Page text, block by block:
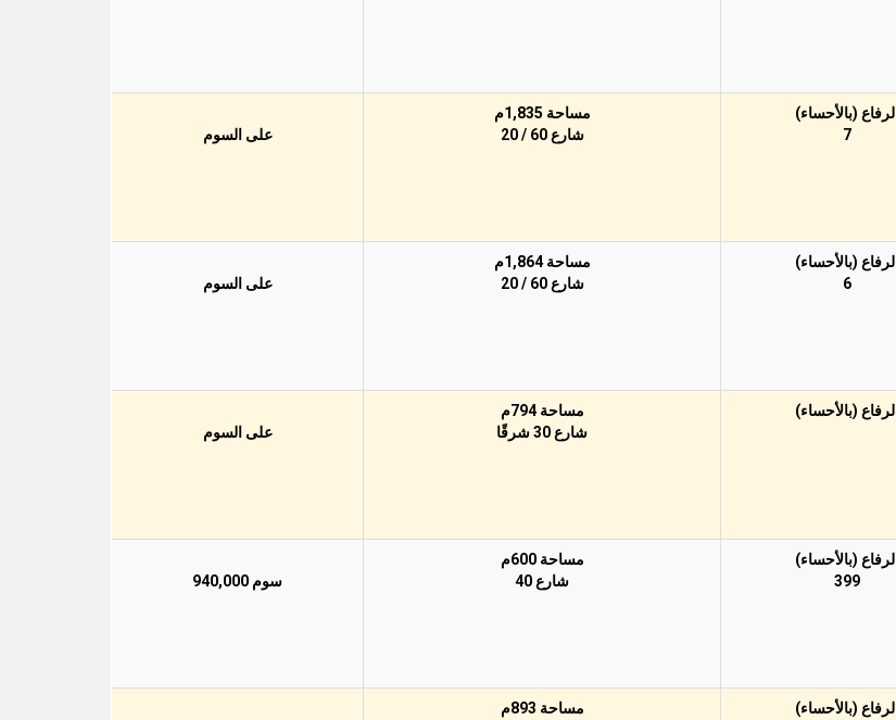
الرفاع (بالأحساء)
7
مساحة 1,835م
شارع 60 / 20
على السوم
الرفاع (بالأحساء)
6
مساحة 1,864م
شارع 60 / 20
على السوم
الرفاع (بالأحساء)
مساحة 794م
شارع 30 شرقًا
على السوم
الرفاع (بالأحساء)
399
مساحة 600م
شارع 40
سوم 940,000
الرفاع (بالأحساء)
مساحة 893م